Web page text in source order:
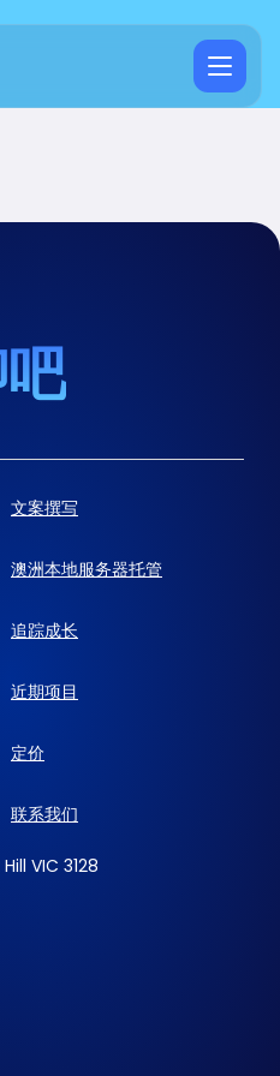
文案撰写
澳洲本地服务器托管
追踪成长
近期项目
定价
联系我们
VIC 3128